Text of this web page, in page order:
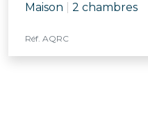
Maison 2 chambres
Réf. AQRC